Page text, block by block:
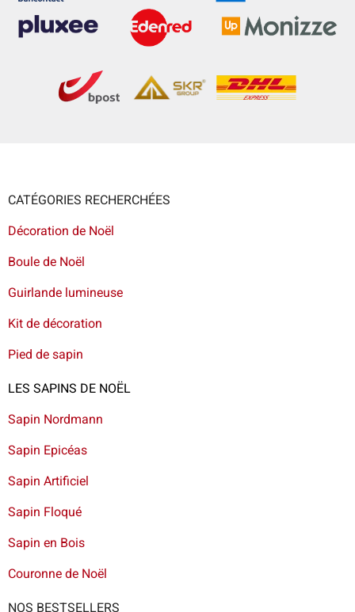
CATÉGORIES RECHERCHÉES
Décoration de Noël
Boule de Noël
Guirlande lumineuse
Kit de décoration
Pied de sapin
LES SAPINS DE NOËL
Sapin Nordmann
Sapin Epicéas
Sapin Artificiel
Sapin Floqué
Sapin en Bois
Couronne de Noël
NOS BESTSELLERS